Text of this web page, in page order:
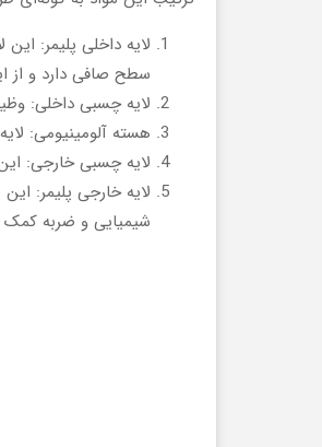
سطح صافی دارد و از
لایه چسبی داخلی:
هسته آلومینیومی:
لایه چسبی خارجی: این
شیمیایی و ضربه کمک